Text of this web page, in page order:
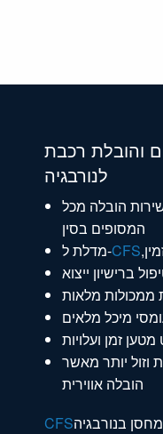
והובלת רכבת
לנורבגיה
הובלה מכל
המסופים בסין
מדלת ל-CFS
ברישיון ייצוא
מטען זמן ועלויות
וזול יותר מאשר
הובלה אווירית
CFS